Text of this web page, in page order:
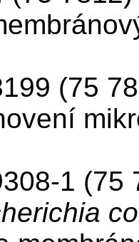
(75
1